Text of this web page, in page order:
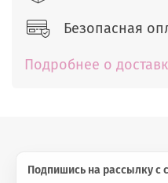
Безопасная
Подробнее о
Подпишись на рассылку с